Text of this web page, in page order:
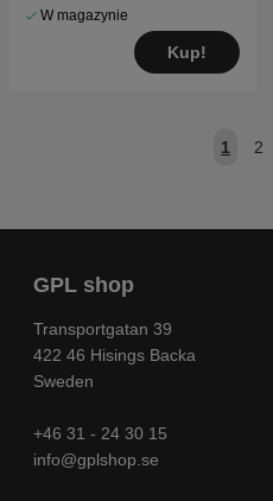
W magazynie
Kup!
1 2
GPL shop
Transportgatan 39
422 46 Hisings Backa
Sweden
+46 31 - 24 30 15
info@gplshop.se